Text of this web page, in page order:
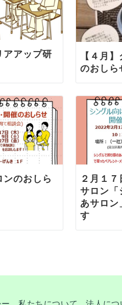
アアップ研
【４月
のおしら
ンのおしら
２月１
サロン「
あサロン
す